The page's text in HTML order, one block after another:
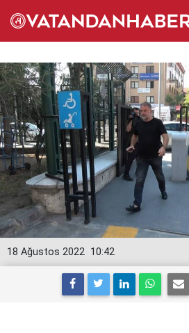
10:42
18 Ağustos 2022